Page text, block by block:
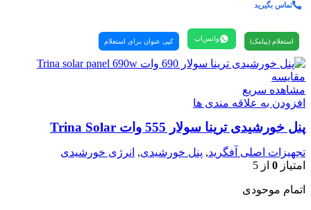
تماس بگیرید
استعلام (پیامک) واتس‌اپ کپی عنوان برای استعلام
مقایسه
مشاهده سریع
افزودن به علاقه مندی ها
پنل خورشیدی ترینا سولار 555 وات Trina Solar
تجهیزات اصلی آفگرید, پنل خورشیدی, انرژی خورشیدی
امتیاز 0 از 5
اتمام موحودی